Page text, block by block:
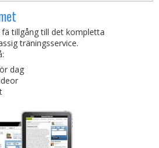
tillgång till det kompletta
träningsservice.
dag